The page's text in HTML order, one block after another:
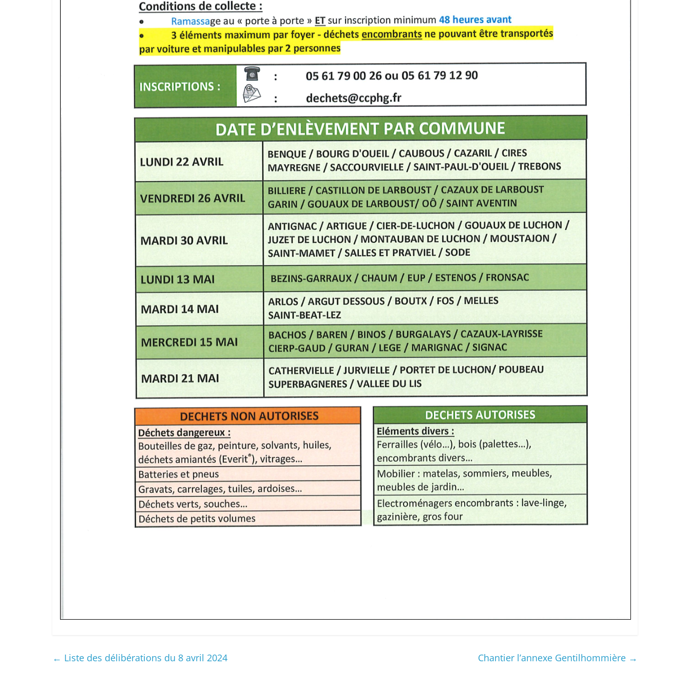
← Liste des délibérations du 8 avril 2024 Chantier l’annexe Gentilhommière →